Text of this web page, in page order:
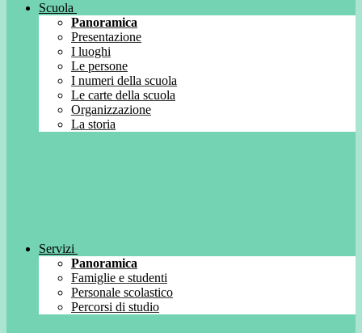
Scuola
Panoramica
Presentazione
I luoghi
Le persone
I numeri della scuola
Le carte della scuola
Organizzazione
La storia
Servizi
Panoramica
Famiglie e studenti
Personale scolastico
Percorsi di studio